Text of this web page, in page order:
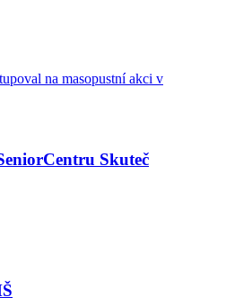
na masopustní akci v
Skuteč